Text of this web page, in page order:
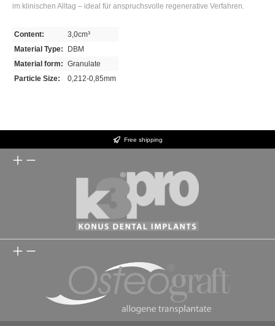
im klinischen Alltag – ideal für anspruchsvolle regenerative Verfahren.
Content:
3,0cm³
Material Type:
DBM
Material form: Granulate
Particle Size:
0,212-0,85mm
Free shipping